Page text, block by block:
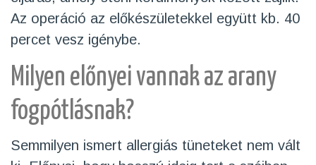
Az operáció az előkészületekkel együtt kb. 40
percet vesz igénybe.
Milyen előnyei vannak az arany
fogpótlásnak?
Semmilyen ismert allergiás tüneteket nem vált